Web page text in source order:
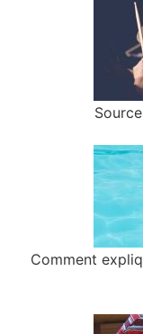
Comment